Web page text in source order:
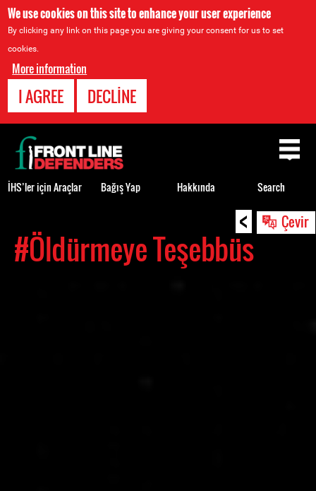
We use cookies on this site to enhance your user experience
By clicking any link on this page you are giving your consent for us to set
cookies.
More information
I AGREE DECLINE
< Çevir
top#Öldürmeye Teşebbüs
Back
to
top
İHS’ler için Araçlar Bağış Yap Hakkında Search